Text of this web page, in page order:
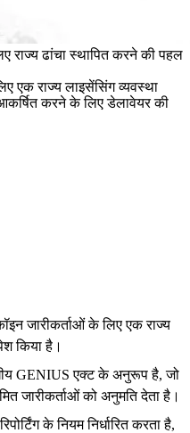
राज्य ढांचा स्थापित करने की पहल
एक राज्य लाइसेंसिंग व्यवस्था
करने के लिए डेलावेयर की
जारीकर्ताओं के लिए एक राज्य
किया है।
GENIUS एक्ट के अनुरूप है, जो
जारीकर्ताओं को अनुमति देता है।
के नियम निर्धारित करता है,